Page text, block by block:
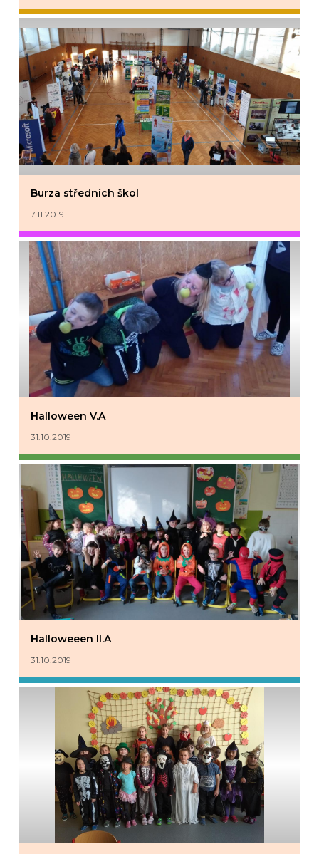
Burza středních škol
7.11.2019
Halloween V.A
31.10.2019
Halloweeen II.A
31.10.2019